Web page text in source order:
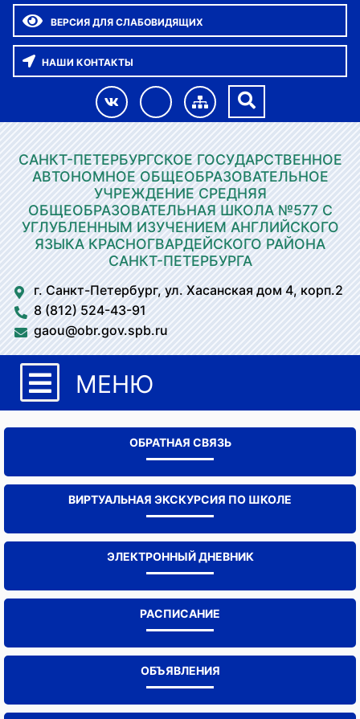
ВЕРСИЯ ДЛЯ СЛАБОВИДЯЩИХ
НАШИ КОНТАКТЫ
САНКТ-ПЕТЕРБУРГСКОЕ ГОСУДАРСТВЕННОЕ
АВТОНОМНОЕ ОБЩЕОБРАЗОВАТЕЛЬНОЕ
УЧРЕЖДЕНИЕ СРЕДНЯЯ
ОБЩЕОБРАЗОВАТЕЛЬНАЯ ШКОЛА №577 С
УГЛУБЛЕННЫМ ИЗУЧЕНИЕМ АНГЛИЙСКОГО
ЯЗЫКА КРАСНОГВАРДЕЙСКОГО РАЙОНА
САНКТ-ПЕТЕРБУРГА
г. Санкт-Петербург, ул. Хасанская дом 4, корп.2
8 (812) 524-43-91
gaou@obr.gov.spb.ru
МЕНЮ
ОБРАТНАЯ СВЯЗЬ
ВИРТУАЛЬНАЯ ЭКСКУРСИЯ ПО ШКОЛЕ
ЭЛЕКТРОННЫЙ ДНЕВНИК
РАСПИСАНИЕ
ОБЪЯВЛЕНИЯ